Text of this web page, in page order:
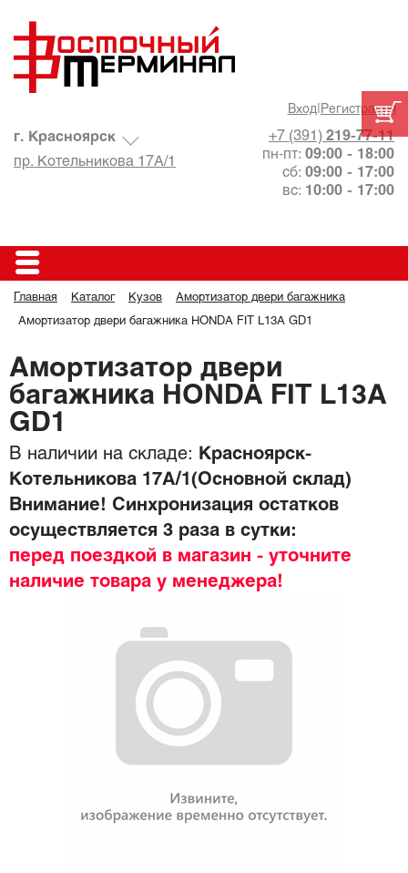
Вход| Регистрация
+7 (391) 219-77-11
пн-пт: 09:00 - 18:00
сб: 09:00 - 17:00
вс: 10:00 - 17:00
г. Красноярск
пр. Котельникова 17А/1
Главная Каталог Кузов Амортизатор двери багажника
Амортизатор двери багажника HONDA FIT L13A GD1
Амортизатор двери
багажника HONDA FIT L13A
GD1
В наличии на складе:
Красноярск-
Котельникова 17А/1(Основной склад)
Внимание! Синхронизация остатков
осуществляется 3 раза в сутки:
перед поездкой в магазин - уточните
наличие товара у менеджера!